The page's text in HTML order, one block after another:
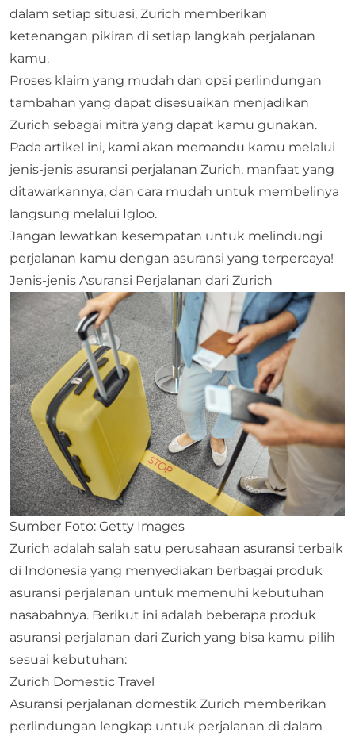
dalam setiap situasi, Zurich memberikan
ketenangan pikiran di setiap langkah perjalanan
kamu.
Proses klaim yang mudah dan opsi perlindungan
tambahan yang dapat disesuaikan menjadikan
Zurich sebagai mitra yang dapat kamu gunakan.
Pada artikel ini, kami akan memandu kamu melalui
jenis-jenis asuransi perjalanan Zurich, manfaat yang
ditawarkannya, dan cara mudah untuk membelinya
langsung melalui Igloo.
Jangan lewatkan kesempatan untuk melindungi
perjalanan kamu dengan asuransi yang terpercaya!
Jenis-jenis Asuransi Perjalanan dari Zurich
Sumber Foto: Getty Images
Zurich adalah salah satu perusahaan asuransi terbaik
di Indonesia yang menyediakan berbagai produk
asuransi perjalanan untuk memenuhi kebutuhan
nasabahnya. Berikut ini adalah beberapa produk
asuransi perjalanan dari Zurich yang bisa kamu pilih
sesuai kebutuhan:
Zurich Domestic Travel
Asuransi perjalanan domestik Zurich memberikan
perlindungan lengkap untuk perjalanan di dalam